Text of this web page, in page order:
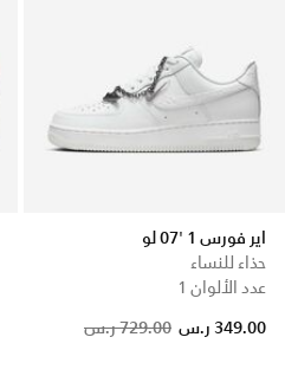
اير فورس 1 '07 لو
حذاء للنساء
عدد الألوان 1
Price reduced from
729.00 ر.س to 349.00 ر.س